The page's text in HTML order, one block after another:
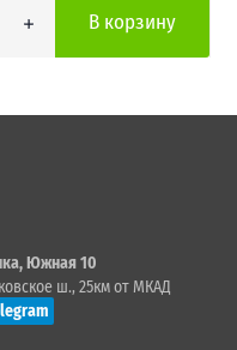
В корзину
Южная 10
ш., 25км от МКАД